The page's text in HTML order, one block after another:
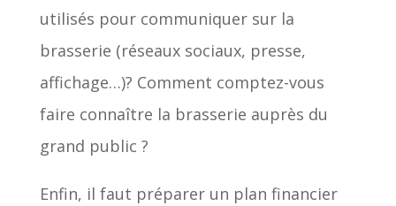
utilisés pour communiquer sur la
brasserie (réseaux sociaux, presse,
affichage…)? Comment comptez-vous
faire connaître la brasserie auprès du
grand public ?
Enfin, il faut préparer un plan financier